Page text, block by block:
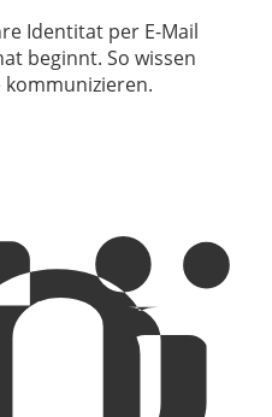
Identitat per E-Mail
beginnt. So wissen
kommunizieren.